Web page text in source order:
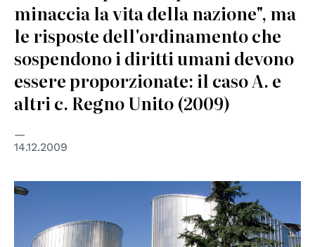
minaccia la vita della nazione", ma
le risposte dell'ordinamento che
sospendono i diritti umani devono
essere proporzionate: il caso A. e
altri c. Regno Unito (2009)
14.12.2009
© Consiglio d'Europa